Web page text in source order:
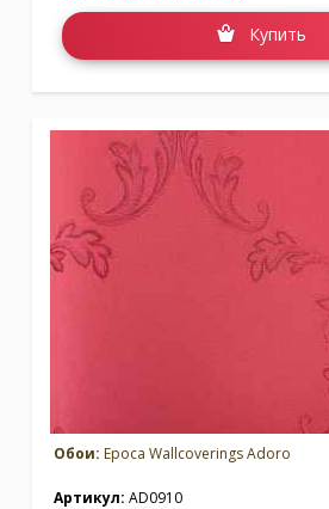
Купить
Обои: Epoca Wallcoverings Adoro
Артикул: AD0910